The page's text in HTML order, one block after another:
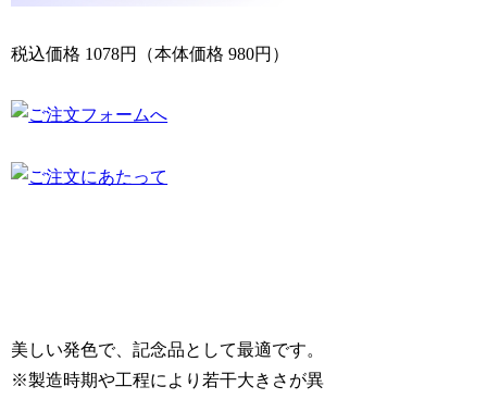
税込価格 1078円（本体価格 980円）
美しい発色で、記念品として最適です。
※製造時期や工程により若干大きさが異